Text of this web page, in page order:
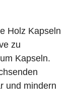
Holz Kapseln
zu
Kapseln.
und mindern